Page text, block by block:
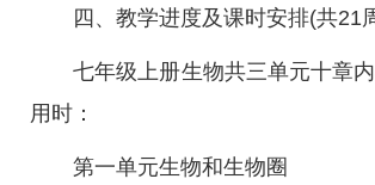
四、教学进度及课时安排(共21
七年级上册生物共三单元十章
用时：
第一单元生物和生物圈